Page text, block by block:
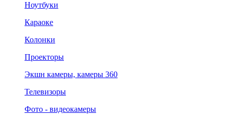
Ноутбуки
Караоке
Колонки
Проекторы
Экшн камеры, камеры 360
Телевизоры
Фото - видеокамеры